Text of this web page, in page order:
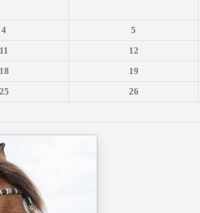
4 5
11 12
18 19
25 26